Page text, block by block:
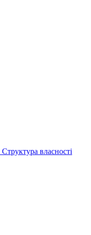
Структура власності